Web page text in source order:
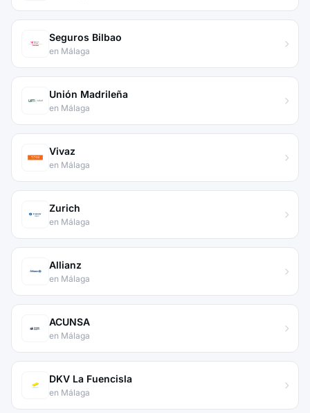
Seguros Bilbao
en Málaga
Unión Madrileña
en Málaga
Vivaz
en Málaga
Zurich
en Málaga
Allianz
en Málaga
ACUNSA
en Málaga
DKV La Fuencisla
en Málaga